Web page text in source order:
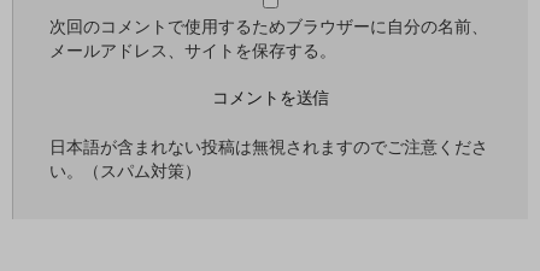
次回のコメントで使用するためブラウザーに自分の名前、
メールアドレス、サイトを保存する。
日本語が含まれない投稿は無視されますのでご注意くださ
い。（スパム対策）